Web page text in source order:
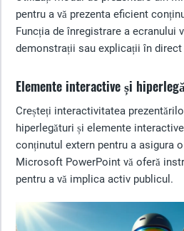
pentru a vă prezenta eficient
Funcția de înregistrare a ecranului
demonstrații sau explicații în
Elemente interactive și
Creșteți interactivitatea
hiperlegături și elemente
conținutul extern pentru a asigura
Microsoft PowerPoint vă oferă
pentru a vă implica activ publicul.